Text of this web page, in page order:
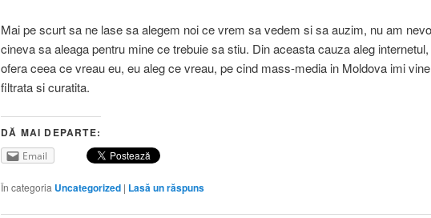
Mai pe scurt sa ne lase sa alegem noi ce vrem sa vedem si sa auzim, nu am
cineva sa aleaga pentru mine ce trebuie sa stiu. Din aceasta cauza aleg
ofera ceea ce vreau eu, eu aleg ce vreau, pe cind mass-media in Moldova imi
filtrata si curatita.
DĂ MAI DEPARTE:
Email
În categoria Uncategorized | Lasă un răspuns